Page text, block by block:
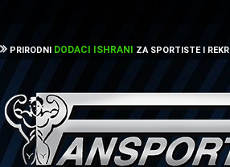
PRIRODNI DODACI ISHRANI ZA SPORTISTE I